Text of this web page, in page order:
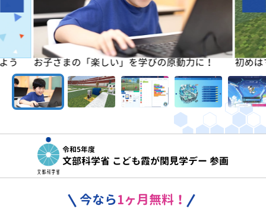
う お子さまの「楽しい」を学びの原動力に！ 初め
令和5年度
文部科学省 こども霞が関見学デー 参画
今なら1ヶ月無料！